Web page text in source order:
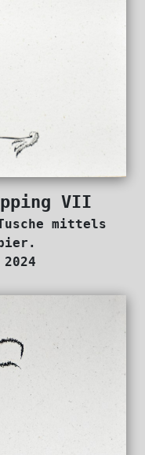
VII
mittels